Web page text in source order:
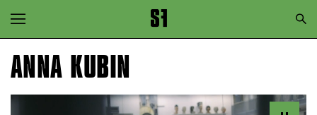
Zur Hauptnavigation springen
Zum Hauptinhalt springen
ANNA KUBIN